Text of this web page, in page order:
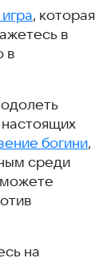
, которая
в
в
богини,
среди
на